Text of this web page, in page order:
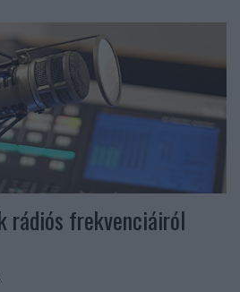
rádiós frekvenciáiról